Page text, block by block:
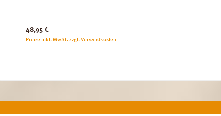
Regulärer Preis:
48,95 €
Preise inkl. MwSt. zzgl. Versandkosten